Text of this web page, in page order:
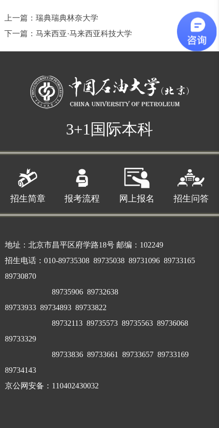
上一篇： 瑞典瑞典林奈大学
下一篇： 马来西亚·马来西亚科技大学
3+1国际本科
招生简章 报考流程 网上报名 招生问答
地址：北京市昌平区府学路18号 邮编：102249
招生电话：010-89735308 89735038 89731096 89733165
89730870
89735906 89732638
89733933 89734893 89733822
89732113 89735573 89735563 89736068
89733329
89733836 89733661 89733657 89733169
89734143
京公网安备：110402430032